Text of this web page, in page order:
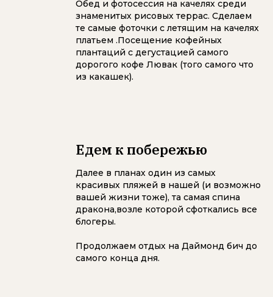
Обед и фотосессия на качелях среди
знаменитых рисовых террас. Сделаем
те самые фоточки с летящим на качелях
платьем .Посещение кофейных
плантаций с дегустацией самого
дорогого кофе Лювак (того самого что
из какашек).
Едем к побережью
Далее в планах один из самых
красивых пляжей в нашей (и возможно
вашей жизни тоже), та самая спина
дракона,возле которой сфоткались все
блогеры.
Продолжаем отдых на Даймонд бич до
самого конца дня.